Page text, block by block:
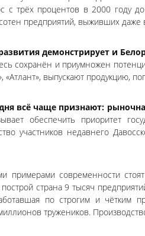
с трёх процентов в 2000 году
предприятий, выживших даже
демонстрирует и
сохранён и приумножен
«Атлант», выпускают продукцию,
всё чаще признают:
обеспечить приоритет
участников недавнего
примерами современности
страна 9 тысяч
по строгим и чётким
тружеников.